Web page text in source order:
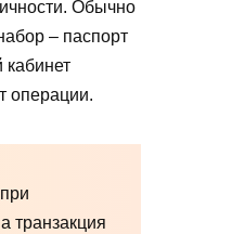
Обычно
– паспорт
операции.
транзакция